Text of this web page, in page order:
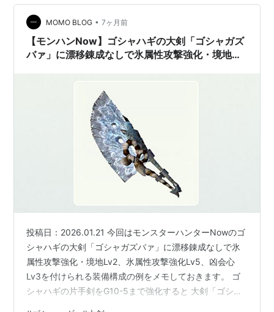
攻撃Lv5＋勇猛Lv4 SNSでのディアブロスの大剣に対する
反応 「攻撃・境地」スキル 「攻撃」スキルが発動する装
備 ディアブロスの大剣のスペッ…
MOMO BLOG • 7ヶ月前
【モンハンNow】ゴシャハギの大剣「ゴシャガズ
バァ」に漂移錬成なしで氷属性攻撃強化・境地
投稿日：2026.01.21 今回はモンスターハンターNowのゴ
シャハギの大剣「ゴシャガズバァ」に漂移錬成なしで氷
属性攻撃強化・境地Lv2、氷属性攻撃強化Lv5、凶会心
Lv3を付けられる装備構成の例をメモしておきます。 ゴ
シャハギの片手剣をG10-5まで強化すると 大剣「ゴシャ